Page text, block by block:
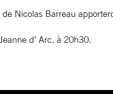
Nicolas Barreau
d’ Arc. à 20h30.